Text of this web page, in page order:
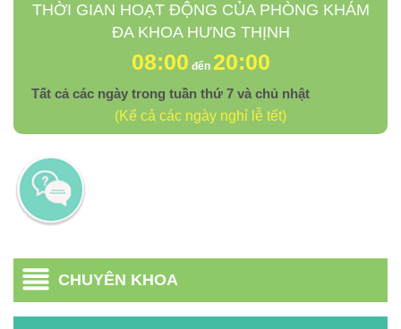
THỜI GIAN HOẠT ĐỘNG CỦA PHÒNG KHÁM
ĐA KHOA HƯNG THỊNH
08:00 đến 20:00
Tất cả các ngày trong tuần thứ 7 và chủ nhật
(Kể cả các ngày nghỉ lễ tết)
CHUYÊN KHOA